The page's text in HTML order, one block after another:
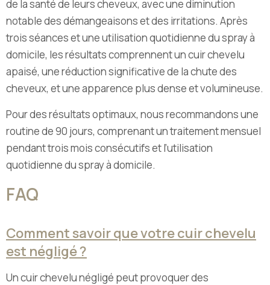
de la santé de leurs cheveux, avec une diminution
notable des démangeaisons et des irritations. Après
trois séances et une utilisation quotidienne du spray à
domicile, les résultats comprennent un cuir chevelu
apaisé, une réduction significative de la chute des
cheveux, et une apparence plus dense et volumineuse.
Pour des résultats optimaux, nous recommandons une
routine de 90 jours, comprenant un traitement mensuel
pendant trois mois consécutifs et l’utilisation
quotidienne du spray à domicile.
FAQ
Comment savoir que votre cuir chevelu
est négligé ?
Un cuir chevelu négligé peut provoquer des